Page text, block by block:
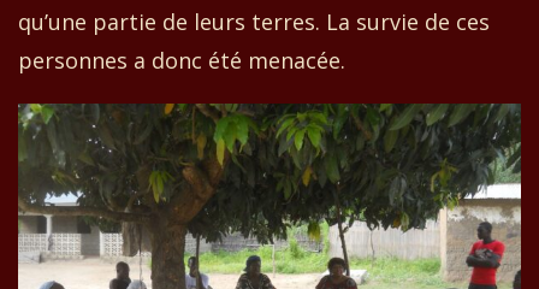
qu’une partie de leurs terres. La survie de ces
personnes a donc été menacée.